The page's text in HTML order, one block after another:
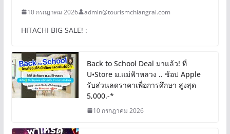
10 กรกฎาคม 2026 admin@tourismchiangrai.com
HITACHI BIG SALE! :
Back to School Deal มาแล้ว! ที่
U•Store ม.แม่ฟ้าหลวง .. ช้อป Apple
รับส่วนลดราคาเพื่อการศึกษา สูงสุด
5,000.-*
10 กรกฎาคม 2026